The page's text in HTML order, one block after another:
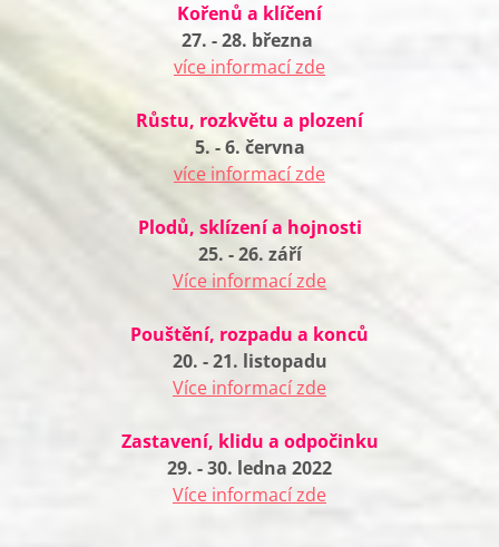
Kořenů a klíčení
27. - 28. března
více informací zde
Růstu, rozkvětu a plození
5. - 6. června
více informací zde
Plodů, sklízení a hojnosti
25. - 26. září
Více informací zde
Pouštění, rozpadu a konců
20. - 21. listopadu
Více informací zde
Zastavení, klidu a odpočinku
29. - 30. ledna 2022
Více informací zde